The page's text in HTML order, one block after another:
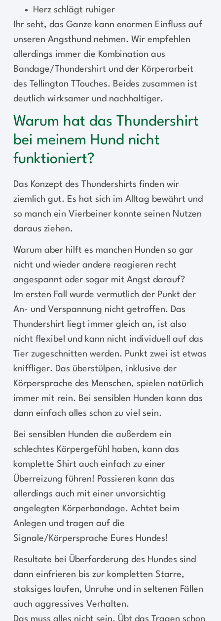
Herz schlägt ruhiger
Ihr seht, das Ganze kann enormen Einfluss auf
unseren Angsthund nehmen. Wir empfehlen
allerdings immer die Kombination aus
Bandage/Thundershirt und der Körperarbeit
des Tellington TTouches. Beides zusammen ist
deutlich wirksamer und nachhaltiger.
Warum hat das Thundershirt
bei meinem Hund nicht
funktioniert?
Das Konzept des Thundershirts finden wir
ziemlich gut. Es hat sich im Alltag bewährt und
so manch ein Vierbeiner konnte seinen Nutzen
daraus ziehen.
Warum aber hilft es manchen Hunden so gar
nicht und wieder andere reagieren recht
angespannt oder sogar mit Angst darauf?
Im ersten Fall wurde vermutlich der Punkt der
An- und Verspannung nicht getroffen. Das
Thundershirt liegt immer gleich an, ist also
nicht flexibel und kann nicht individuell auf das
Tier zugeschnitten werden. Punkt zwei ist etwas
kniffliger. Das überstülpen, inklusive der
Körpersprache des Menschen, spielen natürlich
immer mit rein. Bei sensiblen Hunden kann das
dann einfach alles schon zu viel sein.
Bei sensiblen Hunden die außerdem ein
schlechtes Körpergefühl haben, kann das
komplette Shirt auch einfach zu einer
Überreizung führen! Passieren kann das
allerdings auch mit einer unvorsichtig
angelegten Körperbandage. Achtet beim
Anlegen und tragen auf die
Signale/Körpersprache Eures Hundes!
Resultate bei Überforderung des Hundes sind
dann einfrieren bis zur kompletten Starre,
staksiges laufen, Unruhe und in seltenen Fällen
auch aggressives Verhalten.
Das muss alles nicht sein. Übt das Tragen schon